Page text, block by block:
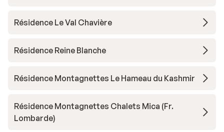
Résidence Le Val Chavière
Résidence Reine Blanche
Résidence Montagnettes Le Hameau du Kashmir
Résidence Montagnettes Chalets Mica (Fr.
Lombarde)